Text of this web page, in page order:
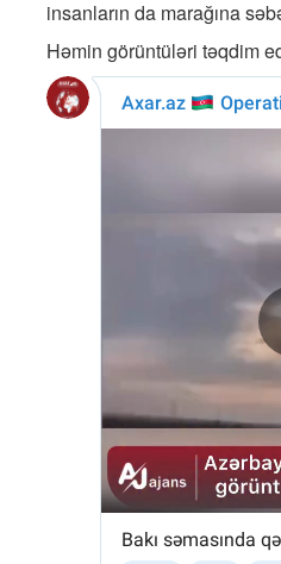
insanların da marağına
Həmin görüntüləri təqdim